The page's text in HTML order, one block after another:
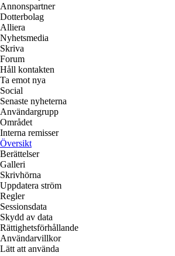
Annonspartner
Dotterbolag
Alliera
Nyhetsmedia
Skriva
Forum
Håll kontakten
Ta emot nya
Social
Senaste nyheterna
Användargrupp
Området
Interna remisser
Översikt
Berättelser
Galleri
Skrivhörna
Uppdatera ström
Regler
Sessionsdata
Skydd av data
Rättighetsförhållande
Användarvillkor
Lätt att använda